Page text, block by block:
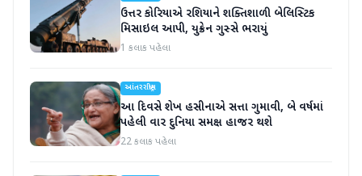
ઉત્તર કોરિયાએ રશિયાને શક્તિશાળી બેલિસ્ટિક
મિસાઇલ આપી, યુક્રેન ગુસ્સે ભરાયું
1 કલાક પહેલા
આંતરરાષ્ટ્રીય
આ દિવસે શેખ હસીનાએ સત્તા ગુમાવી, બે વર્ષમાં
પહેલી વાર દુનિયા સમક્ષ હાજર થશે
22 કલાક પહેલા